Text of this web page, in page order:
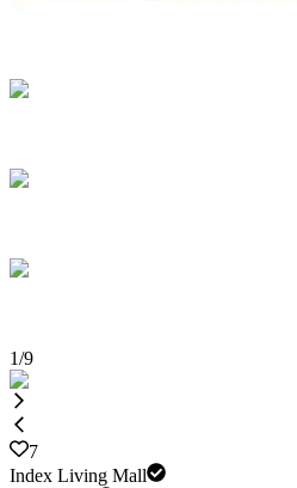
1/9
7
Index Living Mall